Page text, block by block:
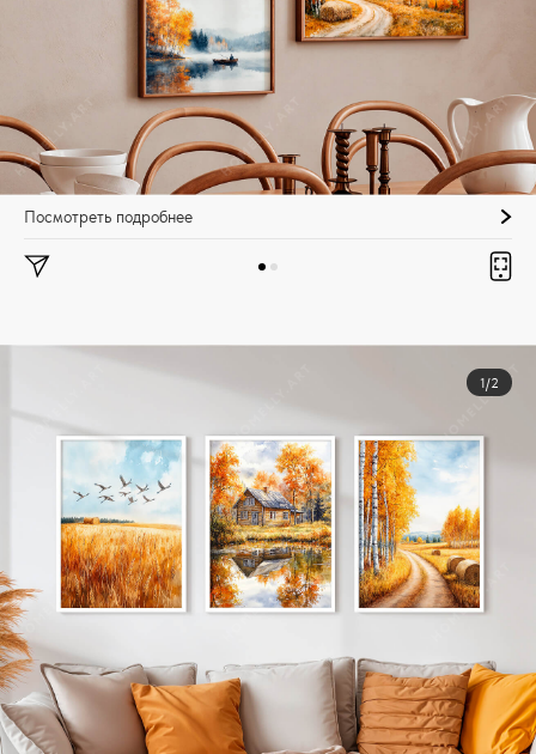
Посмотреть подробнее
1/2